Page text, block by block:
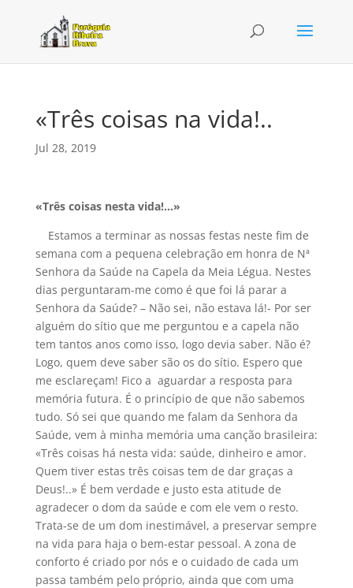
«Três coisas na vida!..
Jul 28, 2019
«Três coisas nesta vida!…»
Estamos a terminar as nossas festas neste fim de
semana com a pequena celebração em honra de Nª
Senhora da Saúde na Capela da Meia Légua. Nestes
dias perguntaram-me como é que foi lá parar a
Senhora da Saúde? – Não sei, não estava lá!- Por ser
alguém do sítio que me perguntou e a capela não
tem tantos anos como isso, logo devia saber. Não é?
Logo, quem deve saber são os do sítio. Espero que
me esclareçam! Fico a aguardar a resposta para
memória futura. É o princípio de que não sabemos
tudo. Só sei que quando me falam da Senhora da
Saúde, vem à minha memória uma canção brasileira:
«Três coisas há nesta vida: saúde, dinheiro e amor.
Quem tiver estas três coisas tem de dar graças a
Deus!..» É bem verdade e justo esta atitude de
agradecer o dom da saúde e com ele vem o resto.
Trata-se de um dom inestimável, a preservar sempre
na vida para haja o bem-estar pessoal. A zona de
conforto é criado por nós e o cuidado de cada um
passa também pelo próprio, ainda que com uma